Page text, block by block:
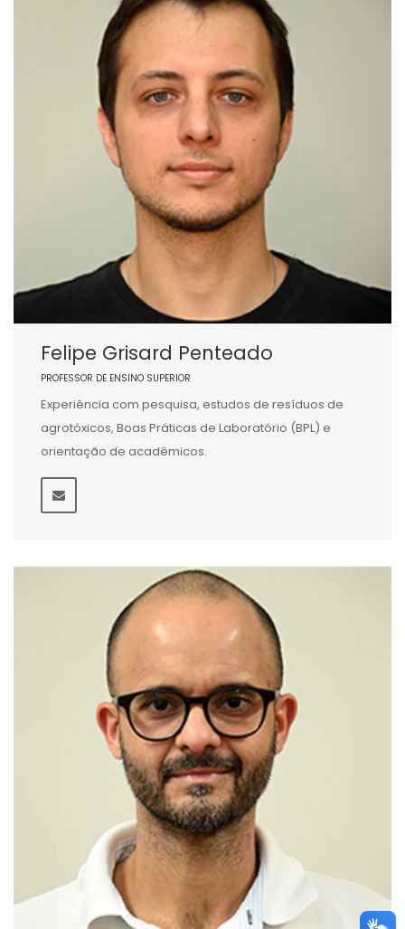
Felipe Grisard Penteado
PROFESSOR DE ENSINO SUPERIOR
Experiência com pesquisa, estudos de resíduos de
agrotóxicos, Boas Práticas de Laboratório (BPL) e
orientação de acadêmicos.